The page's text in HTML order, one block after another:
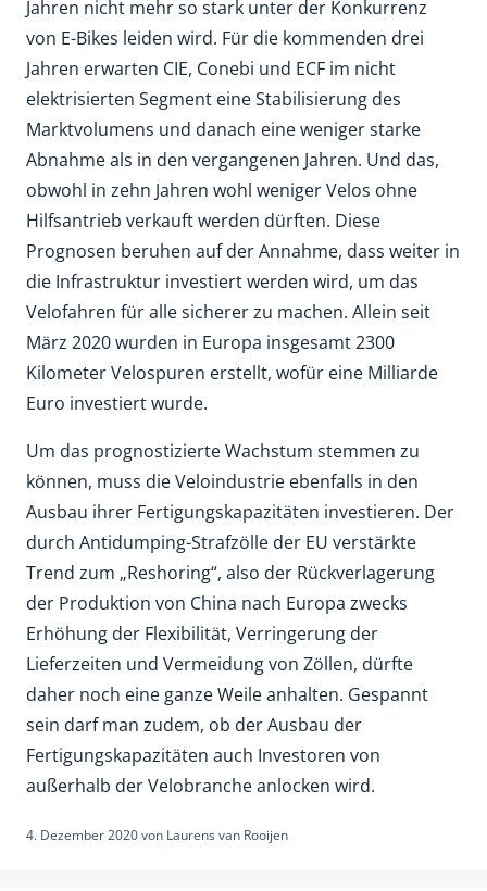
Jahren nicht mehr so stark unter der Konkurrenz
von E-Bikes leiden wird. Für die kommenden drei
Jahren erwarten CIE, Conebi und ECF im nicht
elektrisierten Segment eine Stabilisierung des
Marktvolumens und danach eine weniger starke
Abnahme als in den vergangenen Jahren. Und das,
obwohl in zehn Jahren wohl weniger Velos ohne
Hilfsantrieb verkauft werden dürften. Diese
Prognosen beruhen auf der Annahme, dass weiter in
die Infrastruktur investiert werden wird, um das
Velofahren für alle sicherer zu machen. Allein seit
März 2020 wurden in Europa insgesamt 2300
Kilometer Velospuren erstellt, wofür eine Milliarde
Euro investiert wurde.
Um das prognostizierte Wachstum stemmen zu
können, muss die Veloindustrie ebenfalls in den
Ausbau ihrer Fertigungskapazitäten investieren. Der
durch Antidumping-Strafzölle der EU verstärkte
Trend zum „Reshoring“, also der Rückverlagerung
der Produktion von China nach Europa zwecks
Erhöhung der Flexibilität, Verringerung der
Lieferzeiten und Vermeidung von Zöllen, dürfte
daher noch eine ganze Weile anhalten. Gespannt
sein darf man zudem, ob der Ausbau der
Fertigungskapazitäten auch Investoren von
außerhalb der Velobranche anlocken wird.
4. Dezember 2020von Laurens van Rooijen